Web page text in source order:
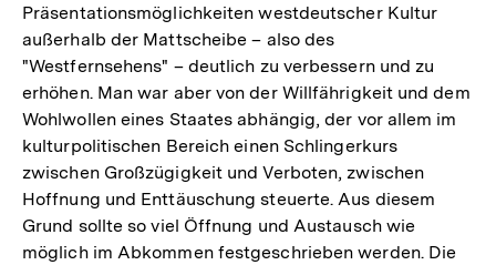
der
Fußnote
Präsentationsmöglichkeiten westdeutscher Kultur
außerhalb der Mattscheibe – also des
"Westfernsehens" – deutlich zu verbessern und zu
erhöhen. Man war aber von der Willfährigkeit und dem
Wohlwollen eines Staates abhängig, der vor allem im
kulturpolitischen Bereich einen Schlingerkurs
zwischen Großzügigkeit und Verboten, zwischen
Hoffnung und Enttäuschung steuerte. Aus diesem
Grund sollte so viel Öffnung und Austausch wie
möglich im Abkommen festgeschrieben werden. Die